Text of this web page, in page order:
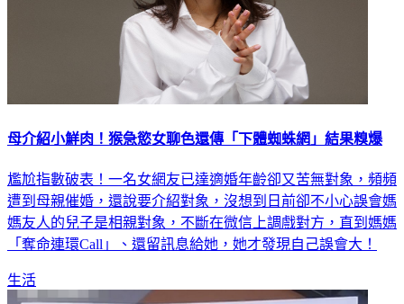
母介紹小鮮肉！猴急慾女聊色還傳「下體蜘蛛網」結果糗爆
尷尬指數破表！一名女網友已達適婚年齡卻又苦無對象，頻頻
遭到母親催婚，還說要介紹對象，沒想到日前卻不小心誤會媽
媽友人的兒子是相親對象，不斷在微信上調戲對方，直到媽媽
「奪命連環Call」、還留訊息給她，她才發現自己誤會大！
生活